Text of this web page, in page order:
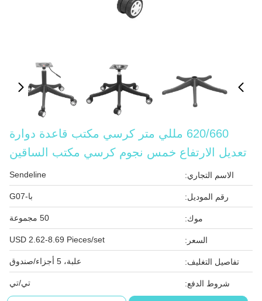
620/660 مللي متر كرسي مكتب قاعدة دوارة
تعديل الارتفاع خمس نجوم كرسي مكتب الساقين
الاسم التجاري: Sendeline
رقم الموديل: با-G07
موك: 50 مجموعة
السعر: USD 2.62-8.69 Pieces/set
تفاصيل التغليف: علبة، 5 أجزاء/صندوق
شروط الدفع: تي/تي